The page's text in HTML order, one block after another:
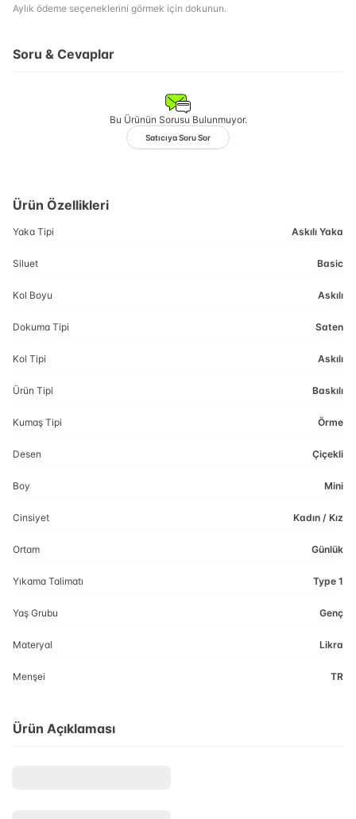
Aylık ödeme seçeneklerini görmek için dokunun.
Soru & Cevaplar
Bu Ürünün Sorusu Bulunmuyor.
Satıcıya Soru Sor
Ürün Özellikleri
Yaka Tipi Askılı Yaka
Siluet Basic
Kol Boyu Askılı
Dokuma Tipi Saten
Kol Tipi Askılı
Ürün Tipi Baskılı
Kumaş Tipi Örme
Desen Çiçekli
Boy Mini
Cinsiyet Kadın / Kız
Ortam Günlük
Yıkama Talimatı Type 1
Yaş Grubu Genç
Materyal Likra
Menşei TR
Ürün Açıklaması